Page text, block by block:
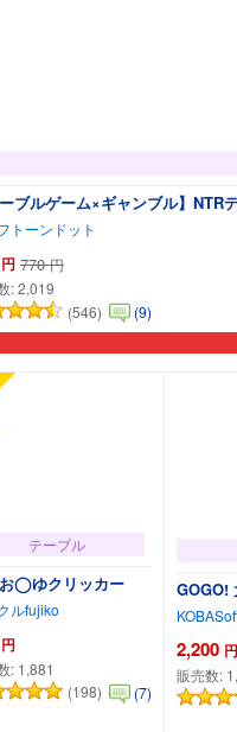
ーブルゲーム×ギャンブル】
トーンドット
円 770 円
:2,019
(546)
(9)
テーブル
◯ゆクリッカー
ルfujiko
円
: 1,881
(198)
(7)
GOGO!
2,200 円
販売数: